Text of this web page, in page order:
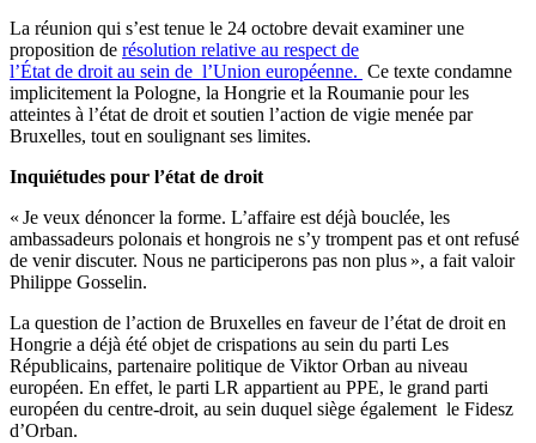
La réunion qui s’est tenue le 24 octobre devait examiner une
proposition de résolution relative au respect de
l’État de droit au sein de l’Union européenne. Ce texte condamne
implicitement la Pologne, la Hongrie et la Roumanie pour les
atteintes à l’état de droit et soutien l’action de vigie menée par
Bruxelles, tout en soulignant ses limites.
Inquiétudes pour l’état de droit
« Je veux dénoncer la forme. L’affaire est déjà bouclée, les
ambassadeurs polonais et hongrois ne s’y trompent pas et ont refusé
de venir discuter. Nous ne participerons pas non plus », a fait valoir
Philippe Gosselin.
La question de l’action de Bruxelles en faveur de l’état de droit en
Hongrie a déjà été objet de crispations au sein du parti Les
Républicains, partenaire politique de Viktor Orban au niveau
européen. En effet, le parti LR appartient au PPE, le grand parti
européen du centre-droit, au sein duquel siège également le Fidesz
d’Orban.